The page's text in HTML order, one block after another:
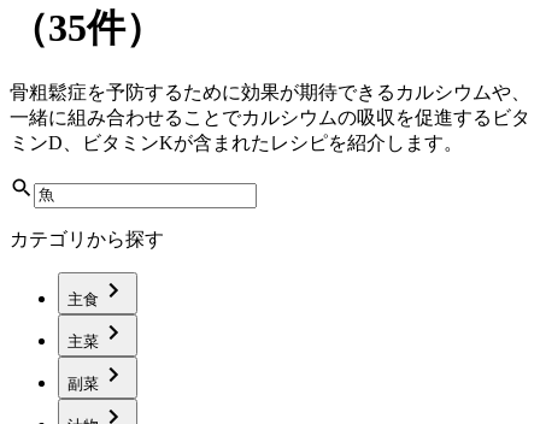
（35件）
骨粗鬆症を予防するために効果が期待できるカルシウムや、
一緒に組み合わせることでカルシウムの吸収を促進するビタ
ミンD、ビタミンKが含まれたレシピを紹介します。
カテゴリから探す
主食
主菜
副菜